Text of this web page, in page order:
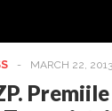
- MARCH 22, 2013